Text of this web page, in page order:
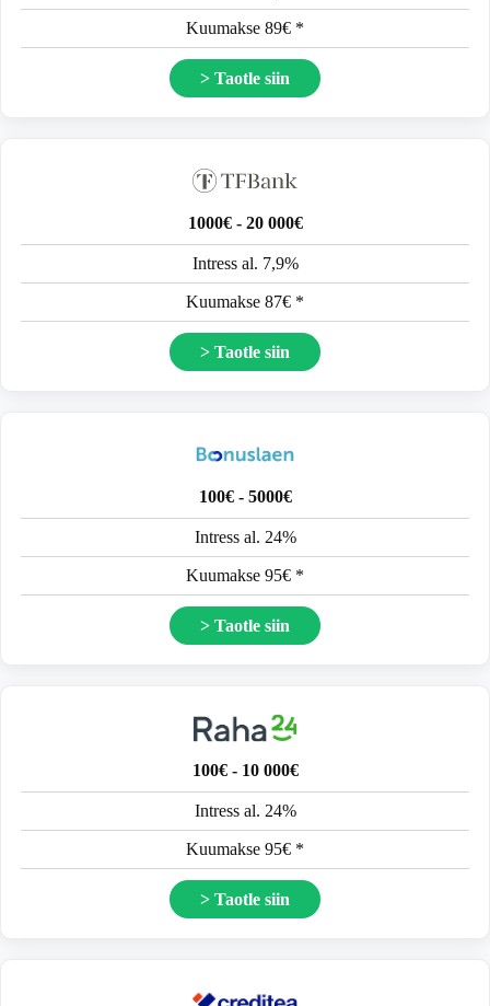
Kuumakse 89€ *
> Taotle siin
1000€ - 20 000€
Intress al. 7,9%
Kuumakse 87€ *
> Taotle siin
100€ - 5000€
Intress al. 24%
Kuumakse 95€ *
> Taotle siin
100€ - 10 000€
Intress al. 24%
Kuumakse 95€ *
> Taotle siin